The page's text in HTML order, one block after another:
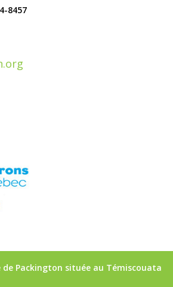
8457
Packington située au Témiscouata